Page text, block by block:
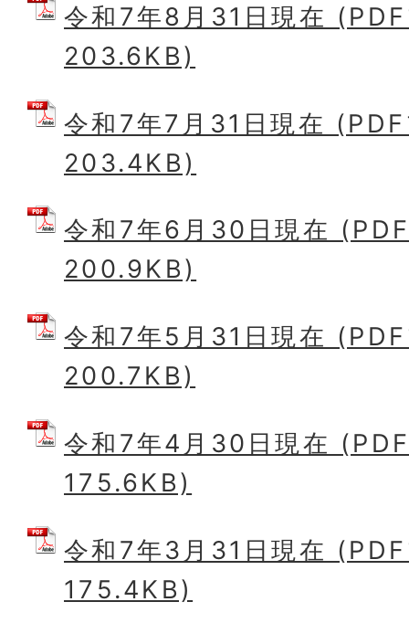
令和7年8月31日現在
203.6KB)
令和7年7月31日現在
203.4KB)
令和7年6月30日現在
200.9KB)
令和7年5月31日現在
200.7KB)
令和7年4月30日現在
175.6KB)
令和7年3月31日現在
175.4KB)